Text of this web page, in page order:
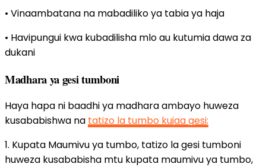
• Vinaambatana na mabadiliko ya tabia ya haja
• Havipungui kwa kubadilisha mlo au kutumia dawa za
dukani
Madhara ya gesi tumboni
Haya hapa ni baadhi ya madhara ambayo huweza
kusababishwa na tatizo la tumbo kujaa gesi;
1. Kupata Maumivu ya tumbo, tatizo la gesi tumboni
huweza kusababisha mtu kupata maumivu ya tumbo,